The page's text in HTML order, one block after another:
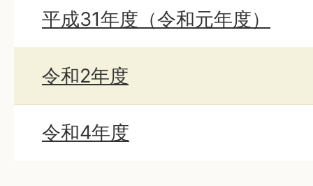
平成31年度（令和元年度）
令和2年度
令和4年度